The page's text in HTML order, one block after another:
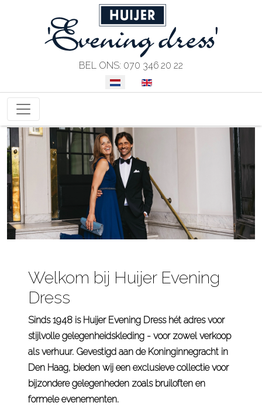
BEL ONS: 070 346 20 22
SELECTEER DE TAAL
Welkom bij Huijer Evening
Dress
Sinds 1948 is Huijer Evening Dress hét adres voor
stijlvolle gelegenheidskleding - voor zowel verkoop
als verhuur. Gevestigd aan de Koninginnegracht in
Den Haag, bieden wij een exclusieve collectie voor
bijzondere gelegenheden zoals bruiloften en
formele evenementen.